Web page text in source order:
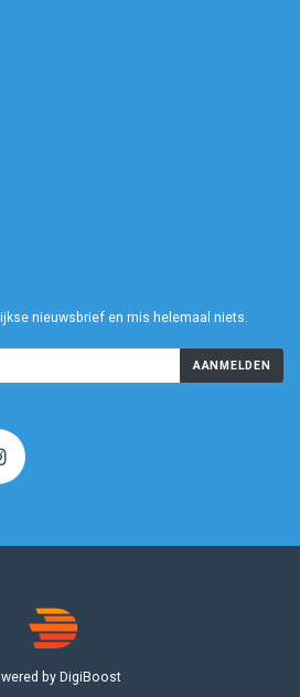
nieuwsbrief en mis helemaal niets.
AANMELDEN
by DigiBoost